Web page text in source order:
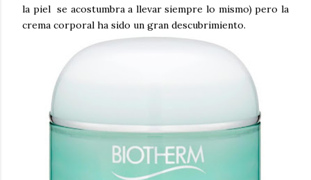
la piel se acostumbra a llevar siempre lo mismo) pero la
crema corporal ha sido un gran descubrimiento.